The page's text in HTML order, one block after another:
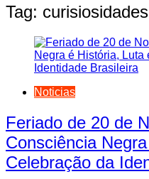
Tag: curisiosidades
Noticias
Feriado de 20 de
Consciência
Celebração da